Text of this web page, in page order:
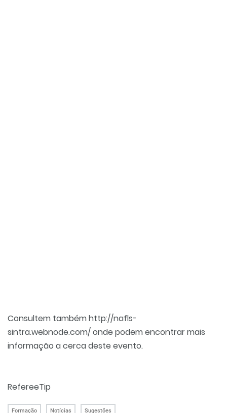
Consultem tambémhttp://nafls-
sintra.webnode.com/onde podem encontrar mais
informação a cerca deste evento.
RefereeTip
Formação Notícias Sugestões